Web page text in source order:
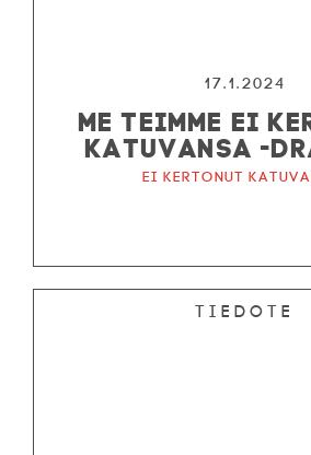
17.1.2024
ME TEIMME EI
KATUVANSA -
Ei kertonut
Tiedote